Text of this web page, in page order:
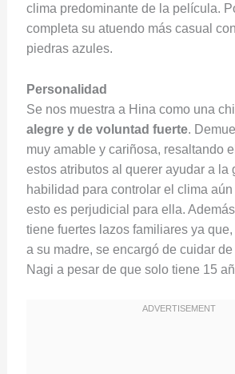
clima predominante de la película.
completa su atuendo más casual
piedras azules.
Personalidad
Se nos muestra a Hina como una
alegre y de voluntad fuerte.
muy amable y cariñosa, resaltando
estos atributos al querer ayudar a la
habilidad para controlar el clima
esto es perjudicial para ella.
tiene fuertes lazos familiares ya
a su madre, se encargó de cuidar
Nagi a pesar de que solo tiene 15